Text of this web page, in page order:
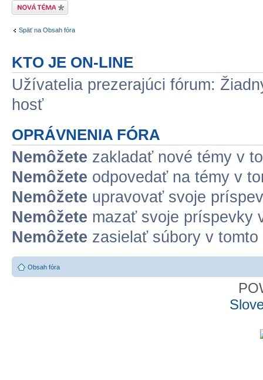
Odoslať novú tému
Späť na Obsah fóra
KTO JE ON-LINE
Užívatelia prezerajúci fórum:
hosť
OPRÁVNENIA FÓRA
Nemôžete zakladať nové témy v
Nemôžete odpovedať na témy v
Nemôžete upravovať svoje
Nemôžete mazať svoje príspevky
Nemôžete zasielať súbory v tomto
Obsah fóra